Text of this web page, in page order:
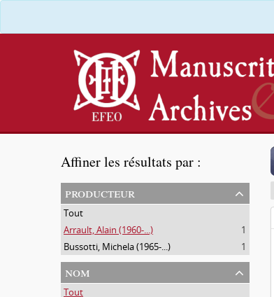
Affiner les résultats par :
producteur
Tout
Arrault, Alain (1960-...)
1
Bussotti, Michela (1965-...)
1
nom
Tout